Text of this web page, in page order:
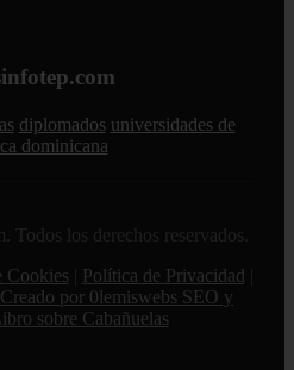
diplomados universidades de
dominicana
Todos los derechos reservados.
Cookies Política de Privacidad
Creado por 0lemiswebs SEO y
sobre Cabañuelas